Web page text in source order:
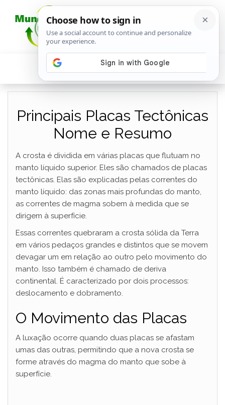
Principais Placas Tectônicas
Nome e Resumo
A crosta é dividida em várias placas que flutuam no
manto líquido superior. Eles são chamados de placas
tectônicas. Elas são explicadas pelas correntes do
manto líquido: das zonas mais profundas do manto,
as correntes de magma sobem à medida que se
dirigem à superfície.
Essas correntes quebraram a crosta sólida da Terra
em vários pedaços grandes e distintos que se movem
devagar um em relação ao outro pelo movimento do
manto. Isso também é chamado de deriva
continental. É caracterizado por dois processos:
deslocamento e dobramento.
O Movimento das Placas
A luxação ocorre quando duas placas se afastam
umas das outras, permitindo que a nova crosta se
forme através do magma do manto que sobe à
superfície.